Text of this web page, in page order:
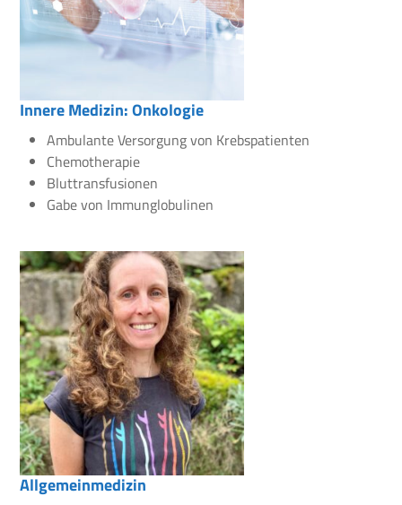
Innere Medizin: Onkologie
Ambulante Versorgung von Krebspatienten
Chemotherapie
Bluttransfusionen
Gabe von Immunglobulinen
Allgemeinmedizin